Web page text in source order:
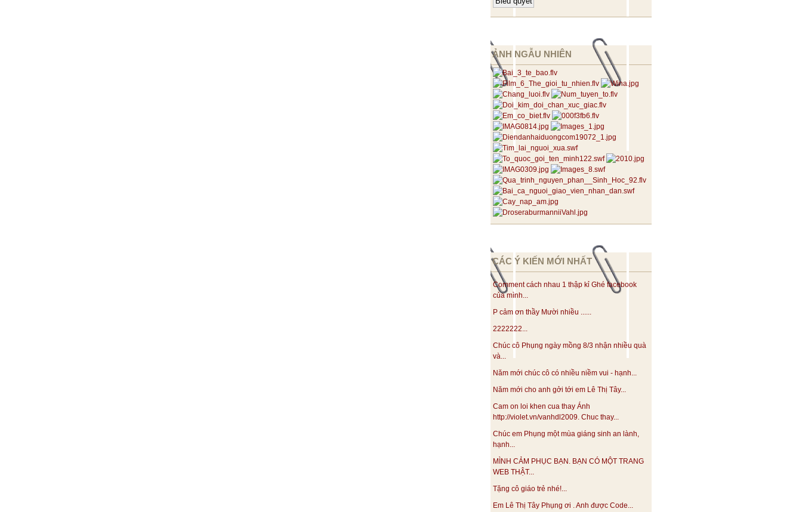
ẢNH NGẪU NHIÊN
CÁC Ý KIẾN MỚI NHẤT
Comment cách nhau 1 thập kỉ Ghé facebook
của mình...
P cảm ơn thầy Mười nhiều ......
2222222...
Chúc cô Phụng ngày mồng 8/3 nhận nhiều quà
và...
Năm mới chúc cô có nhiều niềm vui - hạnh...
Năm mới cho anh gởi tới em Lê Thị Tây...
Cam on loi khen cua thay Ánh
http://violet.vn/vanhdl2009. Chuc thay...
Chúc em Phụng một mùa giáng sinh an lành,
hạnh...
MÌNH CẢM PHỤC BẠN. BẠN CÓ MỘT TRANG
WEB THẬT...
Tặng cô giáo trẻ nhé!...
Em Lê Thị Tây Phụng ơi . Anh được Code...